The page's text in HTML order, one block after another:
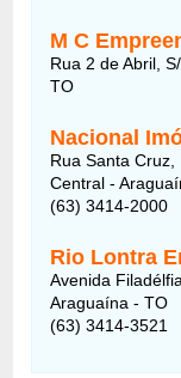
M C
Rua 2 de Abril,
TO
Nacional
Rua Santa
Central -
(63) 3414-2000
Rio Lontra
Avenida
Araguaína - TO
(63) 3414-3521